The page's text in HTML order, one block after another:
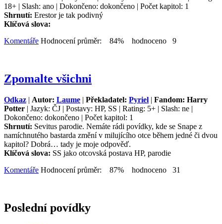
18+ | Slash: ano | Dokončeno: dokončeno | Počet kapitol: 1
Shrnutí: Erestor je tak podivný
Klíčová slova:
Komentáře Hodnocení průměr: 84% hodnoceno 9
Zpomalte všichni
Odkaz | Autor: Laume | Překladatel: Pyriel | Fandom: Harry
Potter | Jazyk: ČJ | Postavy: HP, SS | Rating: 5+ | Slash: ne |
Dokončeno: dokončeno | Počet kapitol: 1
Shrnutí: Sevitus parodie. Nemáte rádi povídky, kde se Snape z
namíchnutého bastarda změní v milujícího otce během jedné či dvou
kapitol? Dobrá… tady je moje odpověď.
Klíčová slova: SS jako otcovská postava HP, parodie
Komentáře Hodnocení průměr: 87% hodnoceno 31
Poslední povídky